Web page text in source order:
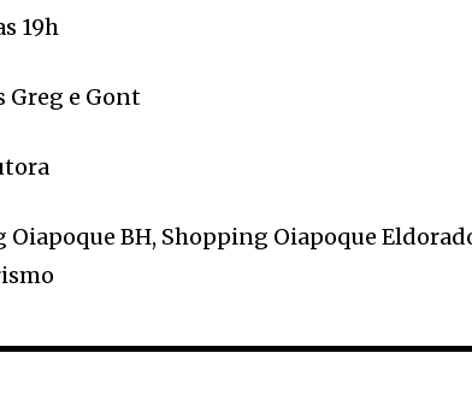
19h
Greg e Gont
BH, Shopping Oiapoque